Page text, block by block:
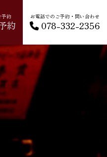
予約
約
お電話でのご予約・問い合わせ
078-332-2356